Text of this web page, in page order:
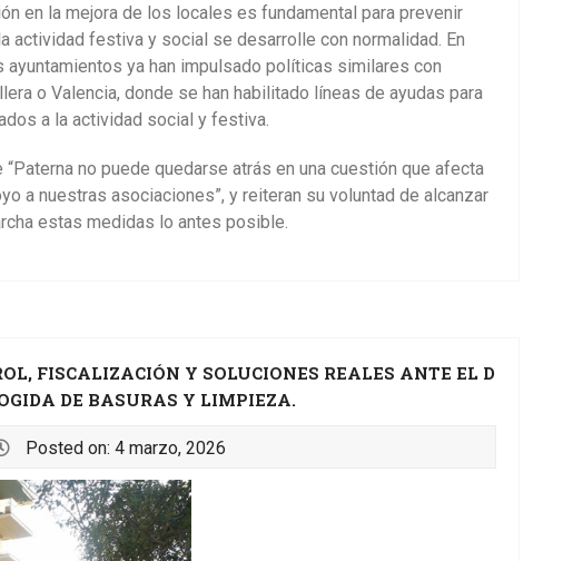
en la mejora de los locales es fundamental para prevenir
actividad festiva y social se desarrolle con normalidad. En
ya han impulsado políticas similares con
o Valencia, donde se han habilitado líneas de ayudas para
a la actividad social y festiva.
no puede quedarse atrás en una cuestión que afecta
a nuestras asociaciones”, y reiteran su voluntad de alcanzar
estas medidas lo antes posible.
FISCALIZACIÓN Y SOLUCIONES REALES ANTE EL D
DE BASURAS Y LIMPIEZA.
Posted on: 4 marzo, 2026